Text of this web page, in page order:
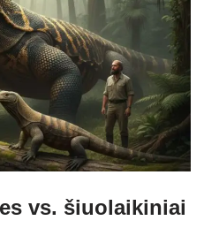
vs. šiuolaikiniai